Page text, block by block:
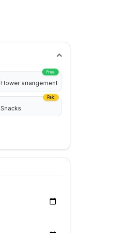
Free
Flower arrangement
Paid
Snacks